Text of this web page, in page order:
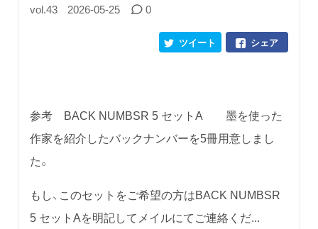
vol.43 2026-05-25 0
シェア
ツイート
参考 BACK NUMBSR 5 セットA 墨を使った
作家を紹介したバックナンバーを5冊用意しまし
た。
もし、このセットをご希望の方はBACK NUMBSR
5 セットAを明記してメイルにてご連絡くだ...